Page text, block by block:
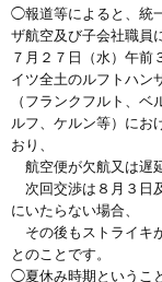
◯報道等によると、統
ザ航空及び子会社職員
７月２７日（水）午前
イツ全土のルフトハン
（フランクフルト、
ルフ、ケルン等）にお
おり、
航空便が欠航又は遅
次回交渉は８月３日
にいたらない場合、
その後もストライキ
とのことです。
◯夏休み時期というこ